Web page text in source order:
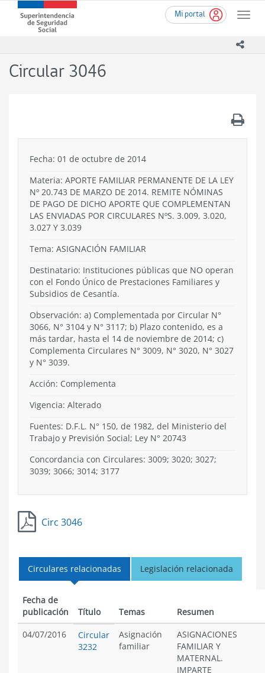
contenido
Mi portal
Toggle
Superintendencia
de
-
Circular 3046
Fecha: 01 de octubre de 2014
Materia: APORTE FAMILIAR PERMANENTE DE LA LEY
Nº 20.743 DE MARZO DE 2014. REMITE NÓMINAS
DE PAGO DE DICHO APORTE QUE COMPLEMENTAN
LAS ENVIADAS POR CIRCULARES NºS. 3.009, 3.020,
3.027 Y 3.039
Tema: ASIGNACIÓN FAMILIAR
Destinatario: Instituciones públicas que NO operan
con el Fondo Único de Prestaciones Familiares y
Subsidios de Cesantía.
Observación: a) Complementada por Circular N°
3066, N° 3104 y N° 3117; b) Plazo contenido, es a
más tardar, hasta el 14 de noviembre de 2014; c)
Complementa Circulares N° 3009, N° 3020, N° 3027
y N° 3039.
Acción: Complementa
Vigencia: Alterado
Fuentes: D.F.L. N° 150, de 1982, del Ministerio del
Trabajo y Previsión Social; Ley N° 20743
Concordancia con Circulares: 3009; 3020; 3027;
3039; 3066; 3014; 3177
Circ 3046
Circulares relacionadas Legislación relacionada
Fecha de
publicación
Título Temas
Resumen
04/07/2016
Circular
3232
Asignación
familiar
ASIGNACIONES
FAMILIAR Y
MATERNAL.
IMPARTE